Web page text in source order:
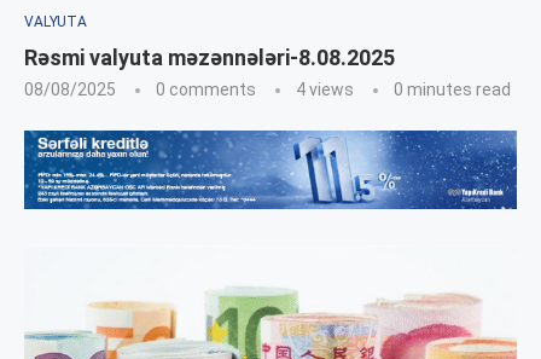
VALYUTA
Rəsmi valyuta məzənnələri-8.08.2025
08/08/2025 0 comments 4views 0 minutes read